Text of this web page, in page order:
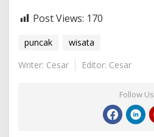
Post Views: 170
puncak
wisata
Writer: Cesar
Editor: Cesar
Follow Us